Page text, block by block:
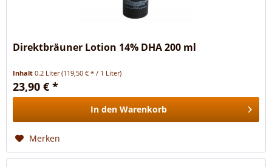
Direktbräuner Lotion 14% DHA 200 ml
Inhalt0.2 Liter(119,50 € * / 1 Liter)
23,90 € *
In den Warenkorb
Merken